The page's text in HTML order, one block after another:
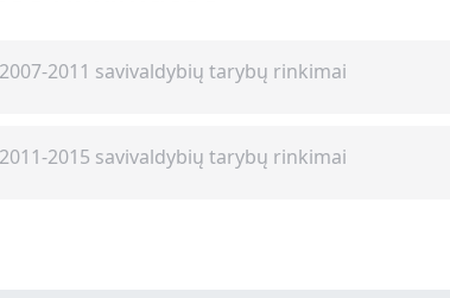
2007-2011 savivaldybių tarybų rinkimai
2011-2015 savivaldybių tarybų rinkimai